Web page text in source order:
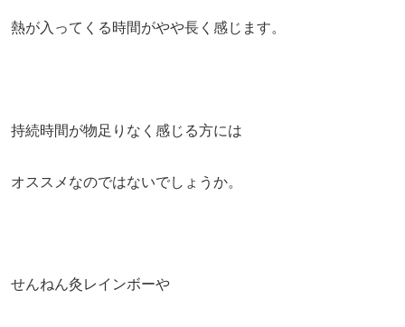
熱が入ってくる時間がやや長く感じます。
持続時間が物足りなく感じる方には
オススメなのではないでしょうか。
せんねん灸レインボーや